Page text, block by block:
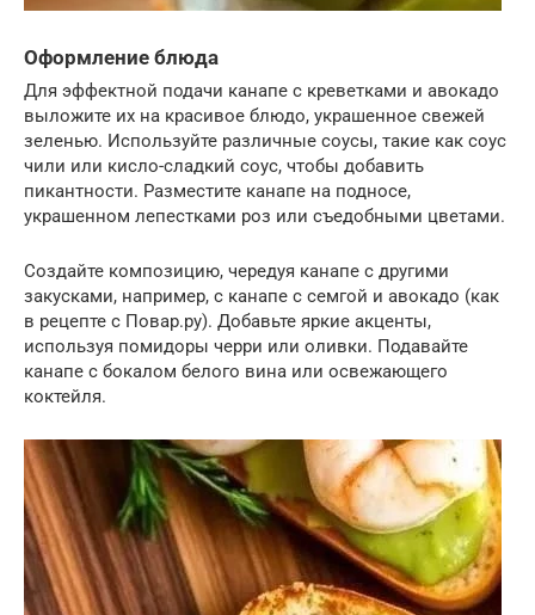
Оформление блюда
Для эффектной подачи канапе с креветками и авокадо
выложите их на красивое блюдо, украшенное свежей
зеленью. Используйте различные соусы, такие как соус
чили или кисло-сладкий соус, чтобы добавить
пикантности. Разместите канапе на подносе,
украшенном лепестками роз или съедобными цветами.
Создайте композицию, чередуя канапе с другими
закусками, например, с канапе с семгой и авокадо (как
в рецепте с Повар.ру). Добавьте яркие акценты,
используя помидоры черри или оливки. Подавайте
канапе с бокалом белого вина или освежающего
коктейля.